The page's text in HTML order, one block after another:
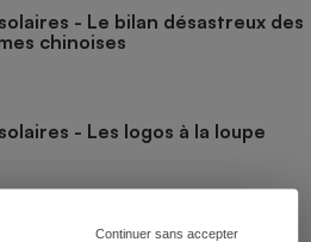
Continuer sans accepter
- Le bilan désastreux des
chinoises
- Les logos à la loupe